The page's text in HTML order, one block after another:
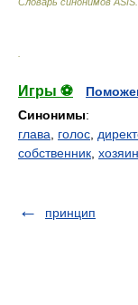
Игры ⚽
Синонимы:
глава
голос
собственник хозяин
принцип